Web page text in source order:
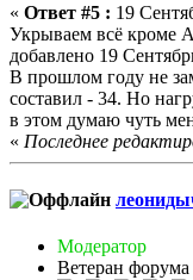
« Ответ #5 : 19
Укрываем всё кроме
добавлено 19
В прошлом году не
составил - 34. Но
в этом думаю чуть
« Последнее
Модератор
Ветеран форума